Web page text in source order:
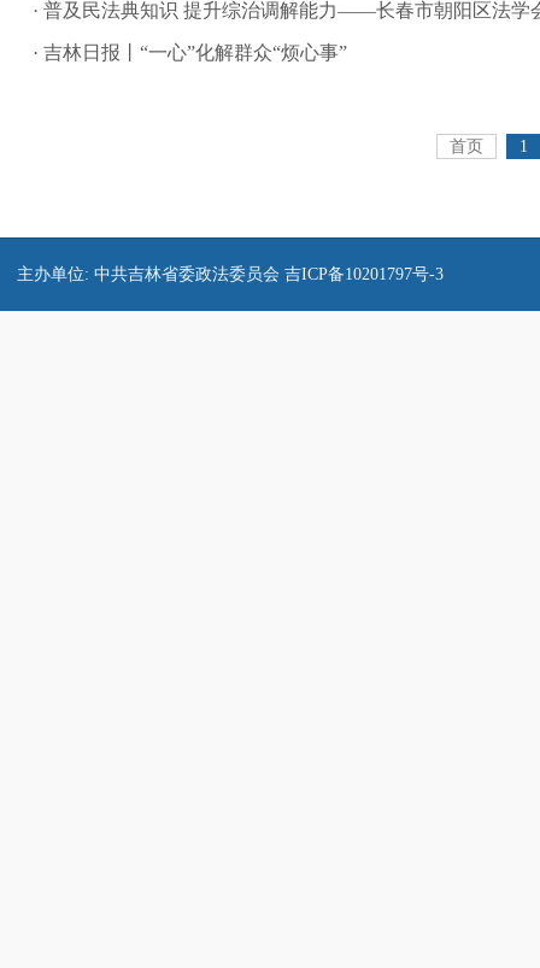
· 普及民法典知识 提升综治调解能力——长春市朝阳区法学
· 吉林日报丨“一心”化解群众“烦心事”
首页 1
主办单位: 中共吉林省委政法委员会 吉ICP备10201797号-3